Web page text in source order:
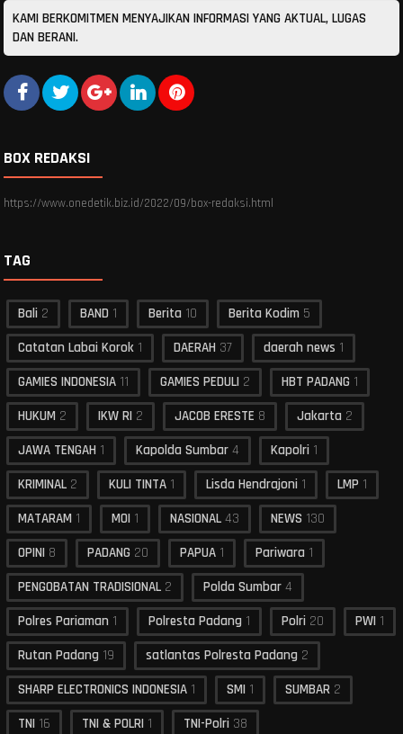
KAMI BERKOMITMEN MENYAJIKAN INFORMASI YANG AKTUAL, LUGAS
DAN BERANI.
BOX REDAKSI
https://www.onedetik.biz.id/2022/09/box-redaksi.html
TAG
Bali 2 BAND 1 Berita 10 Berita Kodim 5
Catatan Labai Korok 1 DAERAH 37 daerah news 1
GAMIES INDONESIA 11 GAMIES PEDULI 2 HBT PADANG 1
HUKUM 2 IKW RI 2 JACOB ERESTE 8 Jakarta 2
JAWA TENGAH 1 Kapolda Sumbar 4 Kapolri 1
KRIMINAL 2 KULI TINTA 1 Lisda Hendrajoni 1 LMP 1
MATARAM 1 MOI 1 NASIONAL 43 NEWS 130
OPINI 8 PADANG 20 PAPUA 1 Pariwara 1
PENGOBATAN TRADISIONAL 2 Polda Sumbar 4
Polres Pariaman 1 Polresta Padang 1 Polri 20 PWI 1
Rutan Padang 19 satlantas Polresta Padang 2
SHARP ELECTRONICS INDONESIA 1 SMI 1 SUMBAR 2
TNI 16 TNI & POLRI 1 TNI-Polri 38